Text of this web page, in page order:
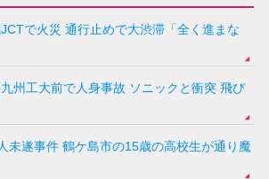
で火災 通行止めで大渋滞「全く進まな
州工大前で人身事故 ソニックと衝突 飛び
未遂事件 鶴ケ島市の15歳の高校生が通り魔